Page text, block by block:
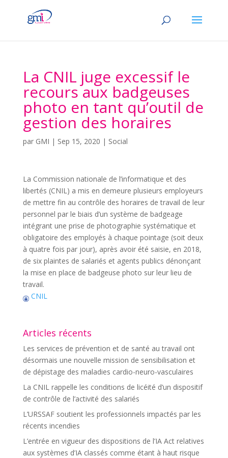
La CNIL juge excessif le
recours aux badgeuses
photo en tant qu’outil de
gestion des horaires
par GMI | Sep 15, 2020 | Social
La Commission nationale de l’informatique et des
libertés (CNIL) a mis en demeure plusieurs employeurs
de mettre fin au contrôle des horaires de travail de leur
personnel par le biais d’un système de badgeage
intégrant une prise de photographie systématique et
obligatoire des employés à chaque pointage (soit deux
à quatre fois par jour), après avoir été saisie, en 2018,
de six plaintes de salariés et agents publics dénonçant
la mise en place de badgeuse photo sur leur lieu de
travail.
CNIL
Articles récents
Les services de prévention et de santé au travail ont
désormais une nouvelle mission de sensibilisation et
de dépistage des maladies cardio-neuro-vasculaires
La CNIL rappelle les conditions de licéité d’un dispositif
de contrôle de l’activité des salariés
L’URSSAF soutient les professionnels impactés par les
récents incendies
L’entrée en vigueur des dispositions de l’IA Act relatives
aux systèmes d’IA classés comme étant à haut risque